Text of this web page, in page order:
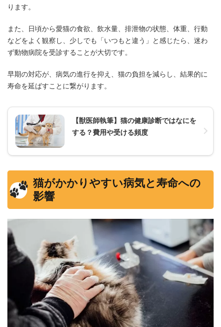
ります。
また、日頃から愛猫の食欲、飲水量、排泄物の状態、体重、行動
などをよく観察し、少しでも「いつもと違う」と感じたら、迷わ
ず動物病院を受診することが大切です。
早期の対応が、病気の進行を抑え、猫の負担を減らし、結果的に
寿命を延ばすことに繋がります。
【獣医師執筆】猫の健康診断ではなにを
する？費用や受ける頻度
猫がかかりやすい病気と寿命への
影響